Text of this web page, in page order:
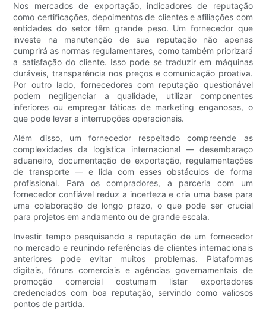
Nos mercados de exportação, indicadores de reputação
como certificações, depoimentos de clientes e afiliações com
entidades do setor têm grande peso. Um fornecedor que
investe na manutenção de sua reputação não apenas
cumprirá as normas regulamentares, como também priorizará
a satisfação do cliente. Isso pode se traduzir em máquinas
duráveis, transparência nos preços e comunicação proativa.
Por outro lado, fornecedores com reputação questionável
podem negligenciar a qualidade, utilizar componentes
inferiores ou empregar táticas de marketing enganosas, o
que pode levar a interrupções operacionais.
Além disso, um fornecedor respeitado compreende as
complexidades da logística internacional — desembaraço
aduaneiro, documentação de exportação, regulamentações
de transporte — e lida com esses obstáculos de forma
profissional. Para os compradores, a parceria com um
fornecedor confiável reduz a incerteza e cria uma base para
uma colaboração de longo prazo, o que pode ser crucial
para projetos em andamento ou de grande escala.
Investir tempo pesquisando a reputação de um fornecedor
no mercado e reunindo referências de clientes internacionais
anteriores pode evitar muitos problemas. Plataformas
digitais, fóruns comerciais e agências governamentais de
promoção comercial costumam listar exportadores
credenciados com boa reputação, servindo como valiosos
pontos de partida.